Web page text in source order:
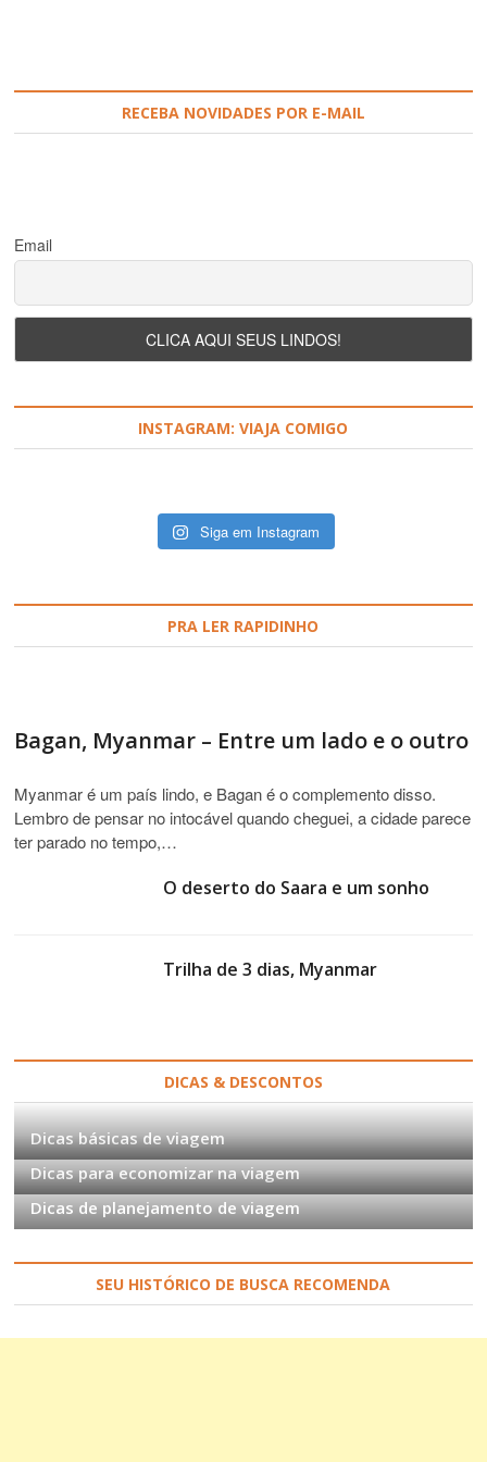
RECEBA NOVIDADES POR E-MAIL
Email
INSTAGRAM: VIAJA COMIGO
Siga em Instagram
PRA LER RAPIDINHO
Bagan, Myanmar – Entre um lado e o outro
Myanmar é um país lindo, e Bagan é o complemento disso.
Lembro de pensar no intocável quando cheguei, a cidade parece
ter parado no tempo,…
O deserto do Saara e um sonho
Trilha de 3 dias, Myanmar
DICAS & DESCONTOS
Dicas básicas de viagem
Dicas para economizar na viagem
Dicas de planejamento de viagem
SEU HISTÓRICO DE BUSCA RECOMENDA